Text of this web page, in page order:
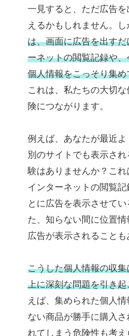
一見すると、ただ広告
えるかもしれません。し
は、画面に広告を出す
ーネットの閲覧記録や
個人情報をこっそり集
これは、私たちの大切
険につながります。
例えば、あなたが最近よ
別のサイトでも表示さ
験はありませんか？こ
インターネットの閲覧
とに広告を表示させて
た、知らない間に位置
広告が表示されることも
こうした個人情報の収
上に深刻な問題を引き
えば、集められた個人
ない商品が勝手に購入
れてしまう危険性も考